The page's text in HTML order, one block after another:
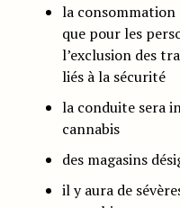
la consommation
que pour les
l’exclusion des
liés à la sécurité
la conduite sera
cannabis
des magasins
il y aura de